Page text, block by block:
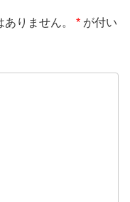
りません。 * が付い